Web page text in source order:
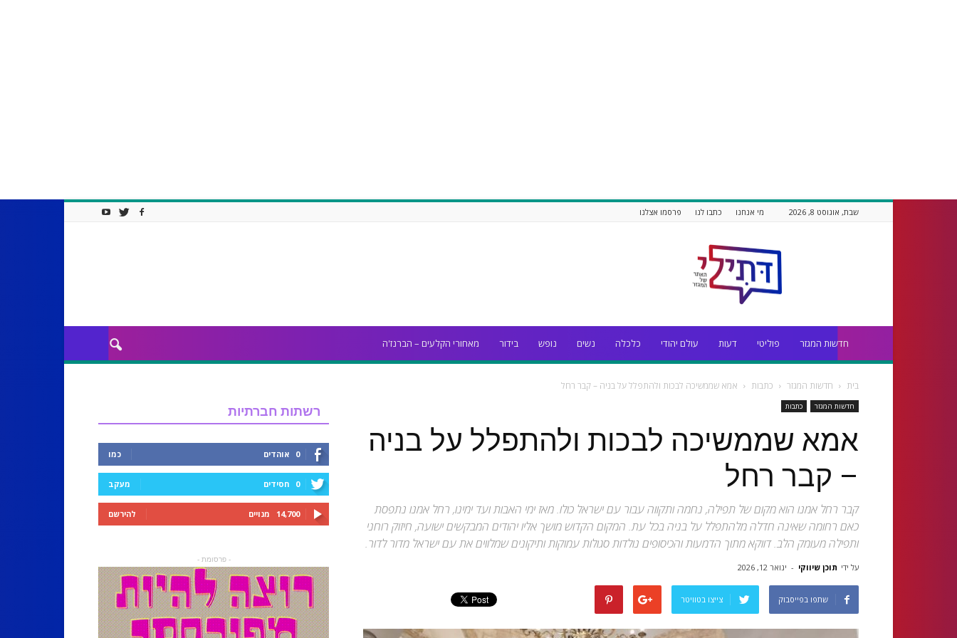
שבת, אוגוסט 8, 2026 מי אנחנו כתבו לנו פרסמו אצלנו
חדשות המגזר פוליטי דעות עולם יהודי כלכלה נשים נופש בידור מאחורי הקלעים – הברנז'ה
בית חדשות המגזר כתבות אמא שממשיכה לבכות ולהתפלל על בניה – קבר רחל
חדשות המגזר כתבות
אמא שממשיכה לבכות ולהתפלל על בניה
– קבר רחל
קבר רחל אמנו הוא מקום של תפילה, נחמה ותקווה עבור עם ישראל כולו. מאז ימי האבות ועד ימינו, רחל אמנו נתפסת
כאם רחומה שאינה חדלה מלהתפלל על בניה בכל עת. המקום הקדוש מושך אליו יהודים המבקשים ישועה, חיזוק רוחני
ותפילה מעומק הלב. דווקא מתוך הדמעות והכיסופים נולדות סגולות עמוקות ותיקונים שמלווים את עם ישראל מדור לדור.
על ידי תוכן שיווקי - ינואר 12, 2026
שתפו בפייסבוק צייצו בטוויטר
רשתות חברתיות
0 אוהדים כמו
0 חסידים מעקב
14,700 מנויים להירשם
- פרסומת -